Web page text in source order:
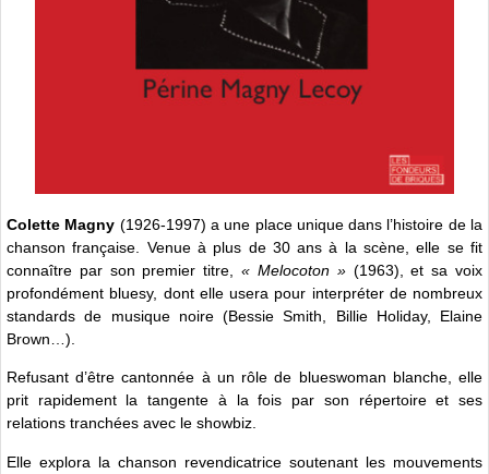
Colette Magny (1926-1997) a une place unique dans l’histoire de la
chanson française. Venue à plus de 30 ans à la scène, elle se fit
connaître par son premier titre,« Melocoton »(1963), et sa voix
profondément bluesy, dont elle usera pour interpréter de nombreux
standards de musique noire (Bessie Smith, Billie Holiday, Elaine
Brown…).
Refusant d’être cantonnée à un rôle de blueswoman blanche, elle
prit rapidement la tangente à la fois par son répertoire et ses
relations tranchées avec le showbiz.
Elle explora la chanson revendicatrice soutenant les mouvements